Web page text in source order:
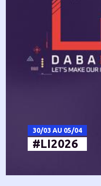
30/03 AU 05/04
#LI2026